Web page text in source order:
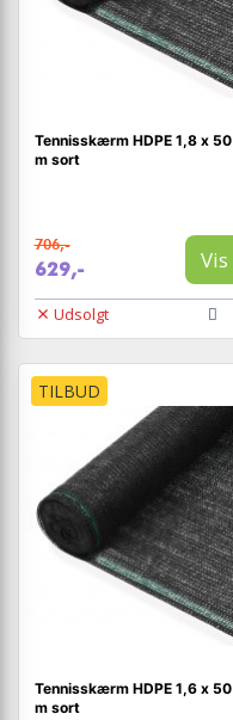
Tennisskærm HDPE 1,8 x 50
m sort
706,-
629,- Vis
Udsolgt
TILBUD
Tennisskærm HDPE 1,6 x 50
m sort